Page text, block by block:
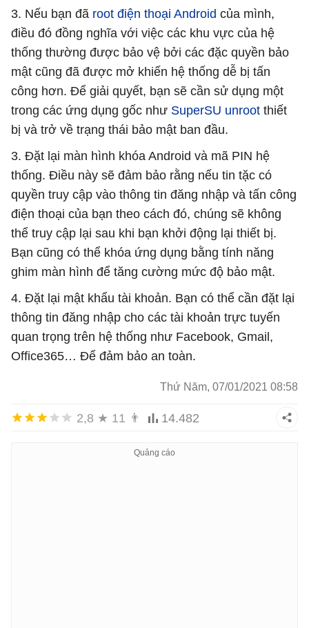
3. Nếu bạn đã root điện thoại Android của mình,
điều đó đồng nghĩa với việc các khu vực của hệ
thống thường được bảo vệ bởi các đặc quyền bảo
mật cũng đã được mở khiến hệ thống dễ bị tấn
công hơn. Để giải quyết, bạn sẽ cần sử dụng một
trong các ứng dụng gốc như SuperSU unroot thiết
bị và trở về trạng thái bảo mật ban đầu.
3. Đặt lại màn hình khóa Android và mã PIN hệ
thống. Điều này sẽ đảm bảo rằng nếu tin tặc có
quyền truy cập vào thông tin đăng nhập và tấn công
điện thoại của bạn theo cách đó, chúng sẽ không
thể truy cập lại sau khi bạn khởi động lại thiết bị.
Bạn cũng có thể khóa ứng dụng bằng tính năng
ghim màn hình để tăng cường mức độ bảo mật.
4. Đặt lại mật khẩu tài khoản. Bạn có thể cần đặt lại
thông tin đăng nhập cho các tài khoản trực tuyến
quan trọng trên hệ thống như Facebook, Gmail,
Office365… Để đảm bảo an toàn.
Thứ Năm, 07/01/2021 08:58
2,8 ★ 11 👨 14.482